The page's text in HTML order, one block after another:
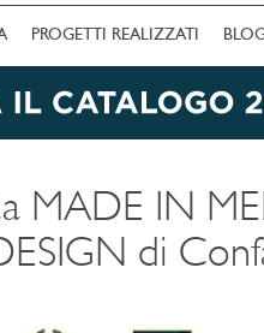
PROGETTI REALIZZATI
MADE IN
di